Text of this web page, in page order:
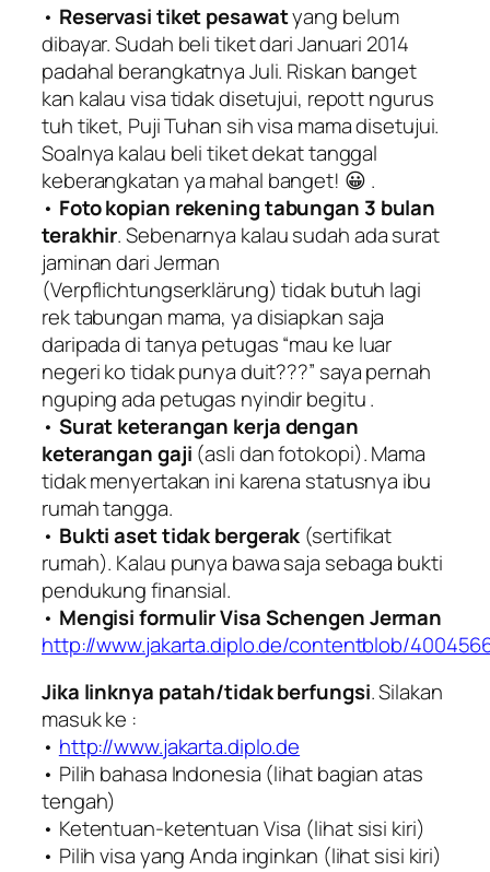
• Reservasi tiket pesawatyang belum
dibayar. Sudah beli tiket dari Januari 2014
padahal berangkatnya Juli. Riskan banget
kan kalau visa tidak disetujui, repott ngurus
tuh tiket, Puji Tuhan sih visa mama disetujui.
Soalnya kalau beli tiket dekat tanggal
keberangkatan ya mahal banget! 😀 .
• Foto kopian rekening tabungan 3 bulan
terakhir. Sebenarnya kalau sudah ada surat
jaminan dari Jerman
(Verpflichtungserklärung) tidak butuh lagi
rek tabungan mama, ya disiapkan saja
daripada di tanya petugas “mau ke luar
negeri ko tidak punya duit???” saya pernah
nguping ada petugas nyindir begitu .
• Surat keterangan kerja dengan
keterangan gaji (asli dan fotokopi). Mama
tidak menyertakan ini karena statusnya ibu
rumah tangga.
• Bukti aset tidak bergerak (sertifikat
rumah). Kalau punya bawa saja sebaga bukti
pendukung finansial.
• Mengisi formulir Visa Schengen Jerman
http://www.jakarta.diplo.de/contentblob/
Jika linknya patah/tidak berfungsi. Silakan
masuk ke :
• http://www.jakarta.diplo.de
• Pilih bahasa Indonesia (lihat bagian atas
tengah)
• Ketentuan-ketentuan Visa (lihat sisi kiri)
• Pilih visa yang Anda inginkan (lihat sisi kiri)